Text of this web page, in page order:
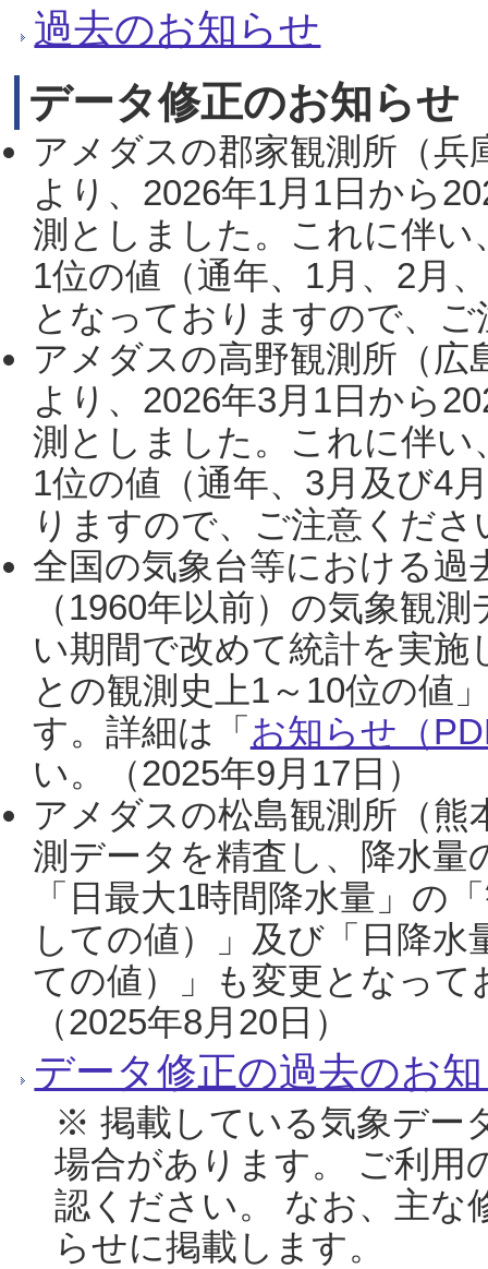
過去のお知らせ
データ修正のお知らせ
アメダスの郡家観測所（
より、2026年1月1日から
測としました。これに伴い
1位の値（通年、1月、2月
となっておりますので、
アメダスの高野観測所（
より、2026年3月1日から
測としました。これに伴い
1位の値（通年、3月及び4
りますので、ご注意くだ
全国の気象台等における過
（1960年以前）の気象観
い期間で改めて統計を実
との観測史上1～10位の値
す。詳細は「 お知らせ（
い。（2025年9月17日）
アメダスの松島観測所（熊
測データを精査し、降水
「日最大1時間降水量」の
しての値）」及び「日降
ての値）」も変更となっ
（2025年8月20日）
データ修正の過去のお
※ 掲載している気象デー
場合があります。 ご利用
認ください。 なお、主な
らせに掲載します。